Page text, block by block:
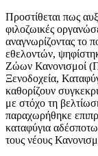
Προστίθεται πως
φιλοζωικές
αναγνωρίζοντας το
εθελοντών,
Ζώων Κανονισμοί
Ξενοδοχεία,
καθορίζουν
με στόχο τη
παραχωρήθηκε
καταφύγια
τους νέους